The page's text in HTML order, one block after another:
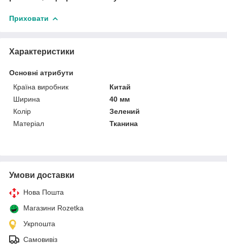
Приховати
Характеристики
Основні атрибути
Країна виробник
Китай
Ширина
40 мм
Колір
Зелений
Матеріал
Тканина
Умови доставки
Нова Пошта
Магазини Rozetka
Укрпошта
Самовивіз